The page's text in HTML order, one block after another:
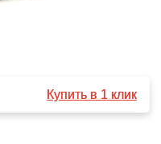
Купить в 1 клик